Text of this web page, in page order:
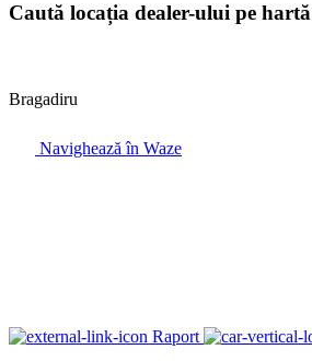
Caută locația dealer-ului pe hartă
Bragadiru
Navighează în Waze
Raport